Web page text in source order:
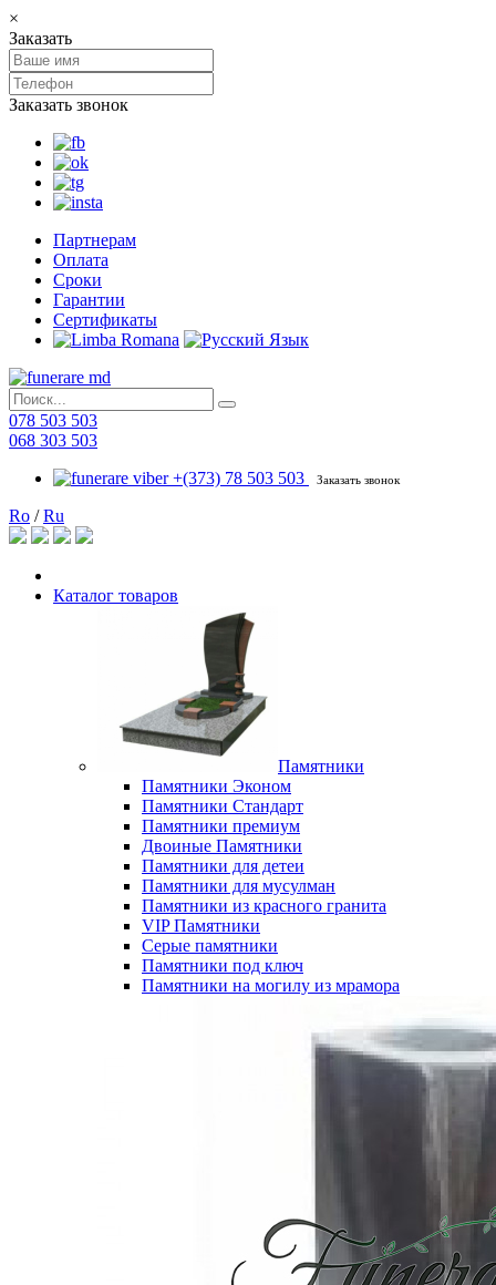
×
Заказать
Заказать звонок
Партнерам
Оплата
Сроки
Гарантии
Сертификаты
078 503 503
068 303 503
+(373) 78 503 503
Заказать звонок
Ro /Ru
Каталог товаров
Памятники
Памятники Эконом
Памятники Стандарт
Памятники премиум
Двоиные Памятники
Памятники для детеи
Памятники для мусулман
Памятники из красного гранита
VIP Памятники
Серые памятники
Памятники под ключ
Памятники на могилу из мрамора